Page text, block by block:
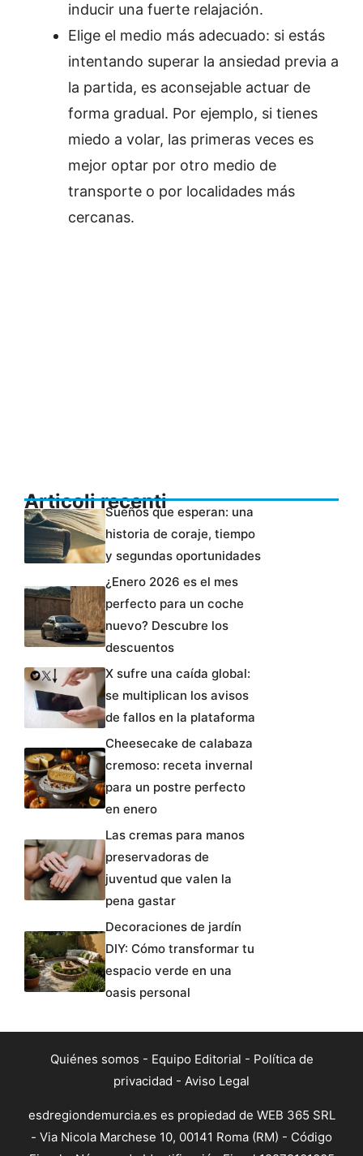
inducir una fuerte relajación.
Elige el medio más adecuado: si estás
intentando superar la ansiedad previa a
la partida, es aconsejable actuar de
forma gradual. Por ejemplo, si tienes
miedo a volar, las primeras veces es
mejor optar por otro medio de
transporte o por localidades más
cercanas.
Articoli recentiSueños que esperan: una
historia de coraje, tiempo
y segundas oportunidades
¿Enero 2026 es el mes
perfecto para un coche
nuevo? Descubre los
descuentos
X sufre una caída global:
se multiplican los avisos
de fallos en la plataforma
Cheesecake de calabaza
cremoso: receta invernal
para un postre perfecto
en enero
Las cremas para manos
preservadoras de
juventud que valen la
pena gastar
Decoraciones de jardín
DIY: Cómo transformar tu
espacio verde en una
oasis personal
Quiénes somos - Equipo Editorial - Política de
privacidad - Aviso Legal
esdregiondemurcia.es es propiedad de WEB 365 SRL
- Via Nicola Marchese 10, 00141 Roma (RM) - Código